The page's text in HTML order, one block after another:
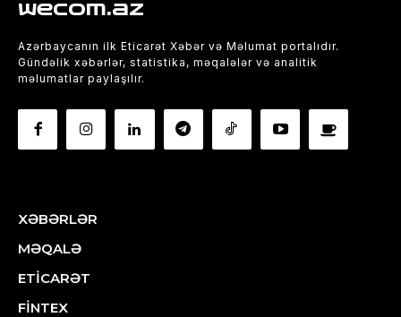
wecom.az
Azərbaycanın ilk Eticarət Xəbər və Məlumat portalıdır.
Gündəlik xəbərlər, statistika, məqalələr və analitik
məlumatlar paylaşılır.
XƏBƏRLƏR
MƏQALƏ
ETİCARƏT
FİNTEX